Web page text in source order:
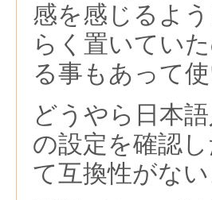
感を感じるよ
らく置いてい
る事もあって
どうやら日本
の設定を確認
て互換性がな